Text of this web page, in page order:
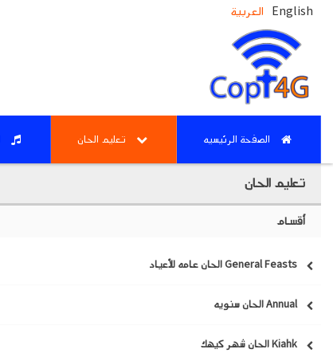
English العربية
الصفحة الرئيسيه تعليم الحان
تعليم الحان
أقسام
General Feasts الحان عامه للأعياد
Annual الحان سنويه
Kiahk الحان شهر كيهك